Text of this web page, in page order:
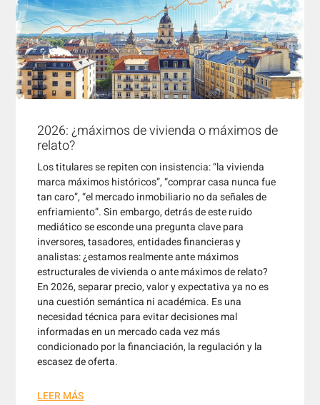
2026: ¿máximos de vivienda o máximos de
relato?
Los titulares se repiten con insistencia: “la vivienda
marca máximos históricos”, “comprar casa nunca fue
tan caro”, “el mercado inmobiliario no da señales de
enfriamiento”. Sin embargo, detrás de este ruido
mediático se esconde una pregunta clave para
inversores, tasadores, entidades financieras y
analistas: ¿estamos realmente ante máximos
estructurales de vivienda o ante máximos de relato?
En 2026, separar precio, valor y expectativa ya no es
una cuestión semántica ni académica. Es una
necesidad técnica para evitar decisiones mal
informadas en un mercado cada vez más
condicionado por la financiación, la regulación y la
escasez de oferta.
LEER MÁS